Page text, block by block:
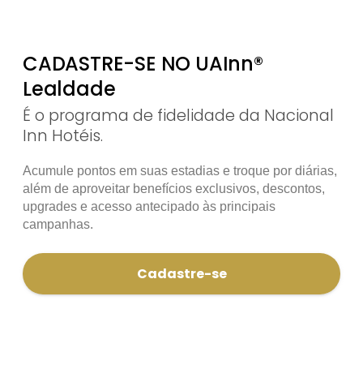
CADASTRE-SE NO UAInn®
Lealdade
É o programa de fidelidade da Nacional
Inn Hotéis.
Acumule pontos em suas estadias e troque por diárias,
além de aproveitar benefícios exclusivos, descontos,
upgrades e acesso antecipado às principais
campanhas.
Cadastre-se